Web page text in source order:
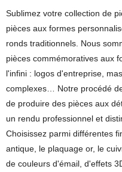
Sublimez votre collection de
pièces aux formes
ronds traditionnels. Nous
pièces commémoratives aux
l'infini : logos d'entreprise,
complexes… Notre procédé
de produire des pièces aux
un rendu professionnel et
Choisissez parmi différentes
antique, le plaquage or, le
de couleurs d'émail, d'effets